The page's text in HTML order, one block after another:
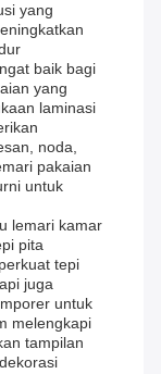
yang
baik bagi
yang
laminasi
noda,
pakaian
untuk
lemari kamar
pita
tepi
juga
untuk
melengkapi
tampilan